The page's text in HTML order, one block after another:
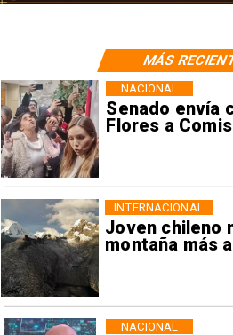
Senado envía
Flores a
NACIONAL
Joven chileno
montaña más
INTERNACIONAL
NACIONAL
MÁS